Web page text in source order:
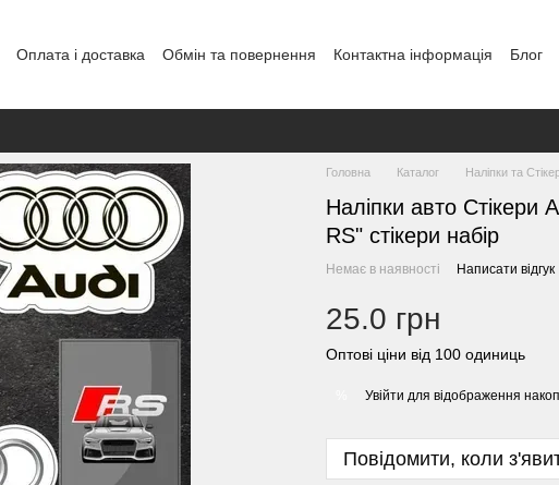
Оплата і доставка Обмін та повернення Контактна інформація Блог
Головна Каталог Наліпки та
Наліпки авто Стікери
RS" стікери набір
Немає в наявності Написати відгук
25.0 грн
Оптові ціни від 100 одиниць
Увійти для відображення
Повідомити, коли